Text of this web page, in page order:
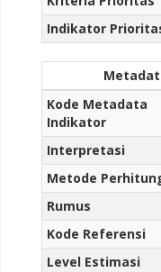
Indikator
Kode Metadata
Indikator
Interpretasi
Metode
Rumus
Kode Referensi
Level Estimasi